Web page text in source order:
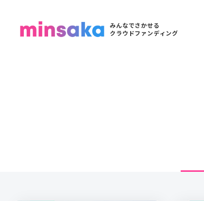
みんなでさかせる
クラウドファンディング